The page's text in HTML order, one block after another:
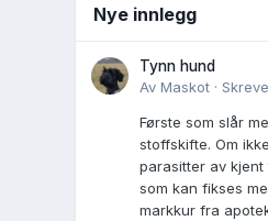
Nye innlegg
Tynn hund
Av Maskot ·
Første som slår
stoffskifte. Om
parasitter av
som kan fikses
markkur fra